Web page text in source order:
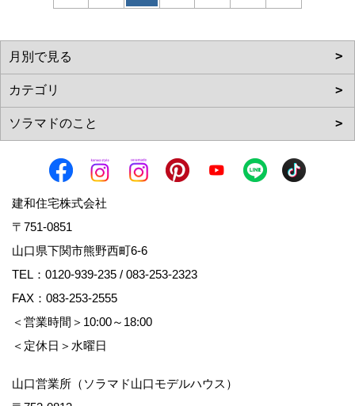
建和住宅株式会社
〒751-0851
山口県下関市熊野西町6-6
TEL： 0120-939-235 / 083-253-2323
FAX：083-253-2555
＜営業時間＞10:00～18:00
＜定休日＞水曜日
山口営業所（ソラマド山口モデルハウス）